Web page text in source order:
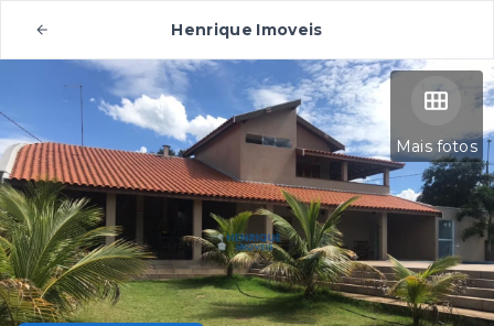
Henrique Imoveis
Mais fotos